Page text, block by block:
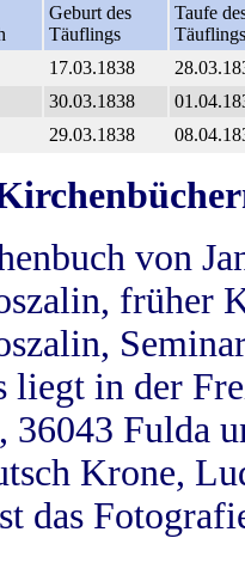
Geburt des
Täuflings
Taufe
Täuflings
17.03.1838
30.03.1838
29.03.1838
von
früher
liegt in der
36043 Fulda
Krone,
das